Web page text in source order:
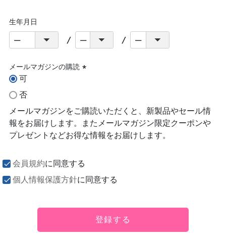
生年月日
メールマガジンの購読
可
否
メールマガジンをご購読いただくと、新製品やセール情
報をお届けします。またメールマガジン限定クーポンや
プレゼントなどお得な情報をお届けします。
会員規約に同意する
個人情報保護方針に同意する
登録する